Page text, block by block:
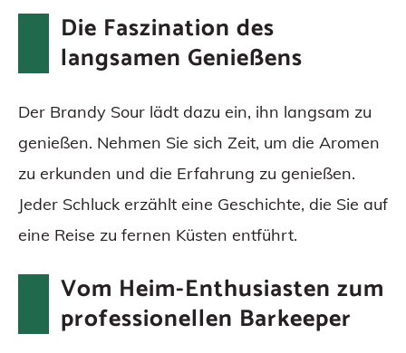
Die Faszination des
langsamen Genießens
Der Brandy Sour lädt dazu ein, ihn langsam zu
genießen. Nehmen Sie sich Zeit, um die Aromen
zu erkunden und die Erfahrung zu genießen.
Jeder Schluck erzählt eine Geschichte, die Sie auf
eine Reise zu fernen Küsten entführt.
Vom Heim-Enthusiasten zum
professionellen Barkeeper